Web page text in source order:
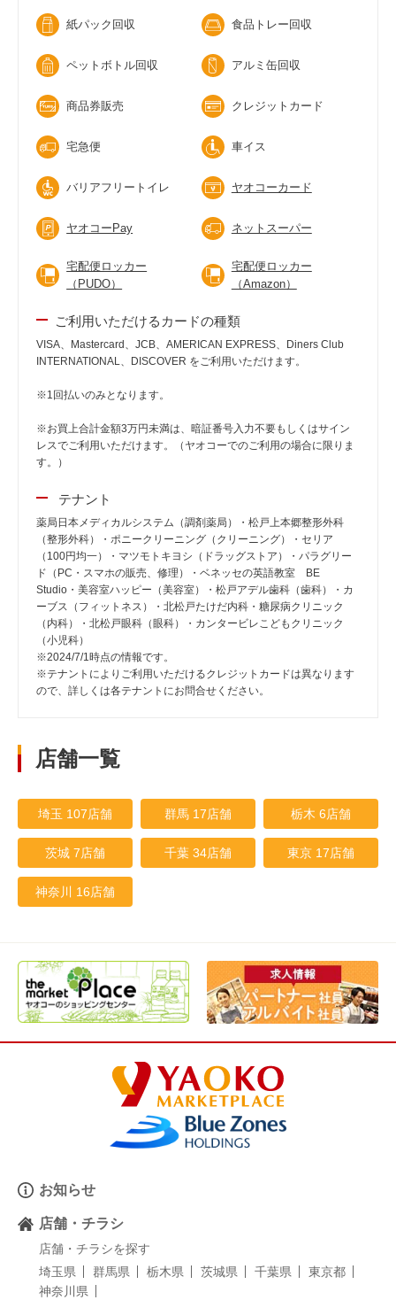
紙パック回収 食品トレー回収
ペットボトル回収 アルミ缶回収
商品券販売 クレジットカード
宅急便 車イス
バリアフリートイレ ヤオコーカード
ヤオコーPay ネットスーパー
宅配便ロッカー
（PUDO）
宅配便ロッカー
（Amazon）
ご利用いただけるカードの種類
VISA、Mastercard、JCB、AMERICAN EXPRESS、Diners Club
INTERNATIONAL、DISCOVER をご利用いただけます。
※1回払いのみとなります。
※お買上合計金額3万円未満は、暗証番号入力不要もしくはサイン
レスでご利用いただけます。（ヤオコーでのご利用の場合に限りま
す。）
テナント
薬局日本メディカルシステム（調剤薬局）・松戸上本郷整形外科
（整形外科）・ポニークリーニング（クリーニング）・セリア
（100円均一）・マツモトキヨシ（ドラッグストア）・パラグリー
ド（PC・スマホの販売、修理）・ベネッセの英語教室 BE
Studio・美容室ハッピー（美容室）・松戸アデル歯科（歯科）・カ
ーブス（フィットネス）・北松戸たけだ内科・糖尿病クリニック
（内科）・北松戸眼科（眼科）・カンタービレこどもクリニック
（小児科）
※2024/7/1時点の情報です。
※テナントによりご利用いただけるクレジットカードは異なります
ので、詳しくは各テナントにお問合せください。
店舗一覧
埼玉 107店舗 群馬 17店舗 栃木 6店舗
茨城 7店舗 千葉 34店舗 東京 17店舗
神奈川 16店舗
お知らせ
店舗・チラシ
店舗・チラシを探す
埼玉県
群馬県 栃木県 茨城県 千葉県
東京都
神奈川県